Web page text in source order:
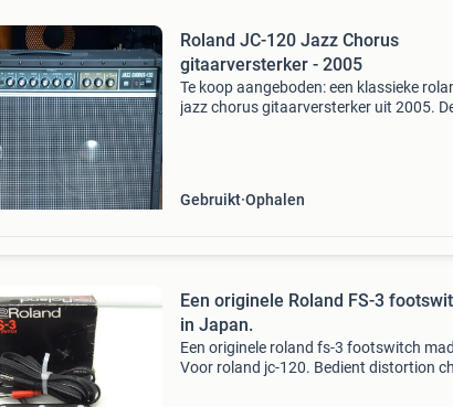
Roland JC-120 Jazz Chorus
gitaarversterker - 2005
Te koop aangeboden: een klassieke
jazz chorus gitaarversterker uit 2005.
Gebruikt Ophalen
Een originele Roland FS-3
in Japan.
Een originele roland fs-3 footswitch
Voor roland jc-120. Bedient distortion